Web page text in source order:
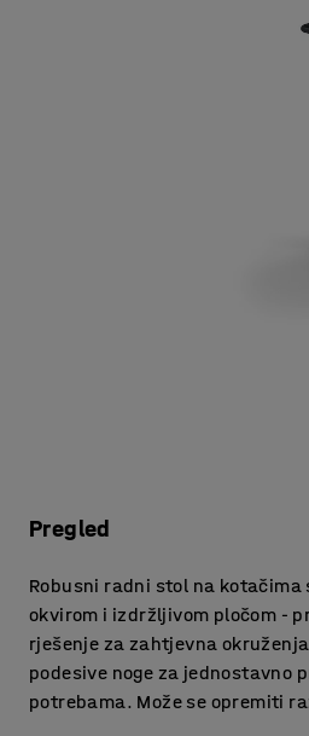
Pregled
Robusni radni stol na
okvirom i izdržljivom pločom -
rješenje za zahtjevna
podesive noge za jednostavno
potrebama. Može se opremiti